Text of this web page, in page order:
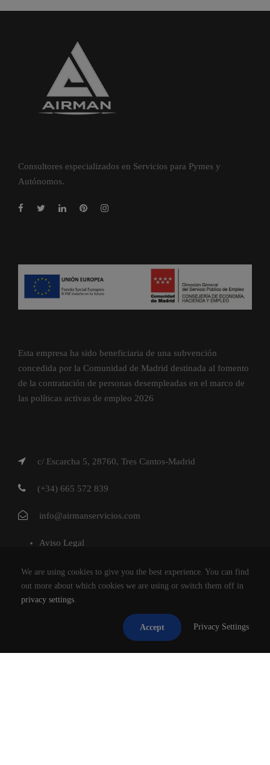
Consultores especializados en Servicios para Pymes y
Autónomos.
Esta empresa ha sido beneficiaria de una subvención
concedida por la Comunidad de Madrid destinada al fomento
de la contratación de personas desempleadas en el marco de
las políticas activas de empleo 2026
c/ Escarcha 5, 28760, Tres Cantos-Madrid
(+34) 665 572 839
info@airmanservicios.com
Aviso Legal
Política de Cookies
AIRMAN SERVICIOS DE RESTAURACION S.L.
TODOS LOS DERECHOS RESERVADOS.
We are using cookies to give you the best experience. You can find
out more about which cookies we are using or switch them off in
privacy settings.
Accept Privacy Settings